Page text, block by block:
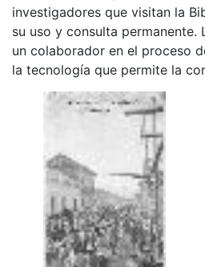
investigadores que visitan la
su uso y consulta permanente.
un colaborador en el proceso
la tecnología que permite la